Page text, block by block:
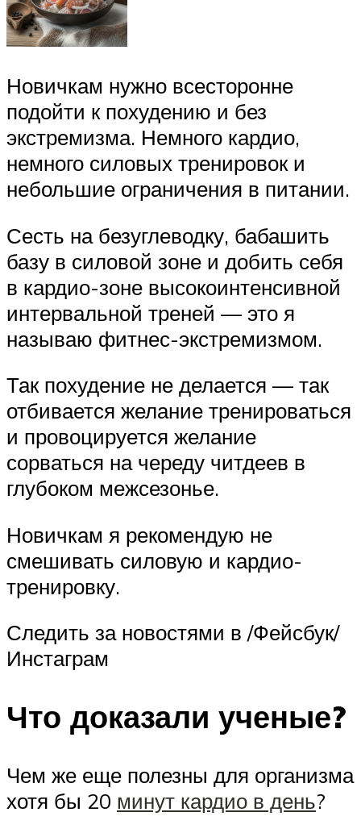
Новичкам нужно всесторонне
подойти к похудению и без
экстремизма. Немного кардио,
немного силовых тренировок и
небольшие ограничения в питании.
Сесть на безуглеводку, бабашить
базу в силовой зоне и добить себя
в кардио-зоне высокоинтенсивной
интервальной треней — это я
называю фитнес-экстремизмом.
Так похудение не делается — так
отбивается желание тренироваться
и провоцируется желание
сорваться на череду читдеев в
глубоком межсезонье.
Новичкам я рекомендую не
смешивать силовую и кардио-
тренировку.
Следить за новостями в /Фейсбук/
Инстаграм
Что доказали ученые?
Чем же еще полезны для организма
хотя бы 20 минут кардио в день?